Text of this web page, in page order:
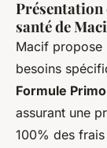
Présentation
santé de
Macif propose
besoins
Formule Primo
assurant une
100% des